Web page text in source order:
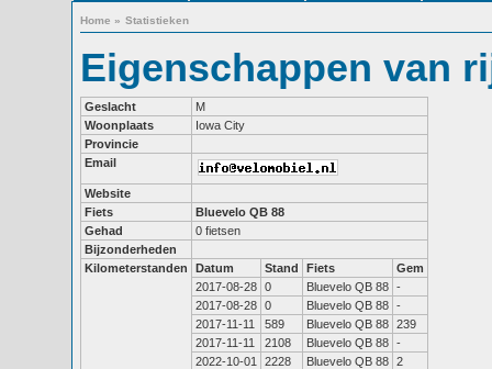
Home » Statistieken
Eigenschappen van
Geslacht
M
Woonplaats
Iowa City
Provincie
Email
Website
Fiets
Bluevelo QB 88
Gehad
0 fietsen
Bijzonderheden
Kilometerstanden
Datum Stand Fiets
Gem
2017-08-28 0 Bluevelo QB 88 -
2017-08-28 0 Bluevelo QB 88 -
2017-11-11
589 Bluevelo QB 88 239
2017-11-11
2108 Bluevelo QB 88 -
2022-10-01
2228 Bluevelo QB 88 2